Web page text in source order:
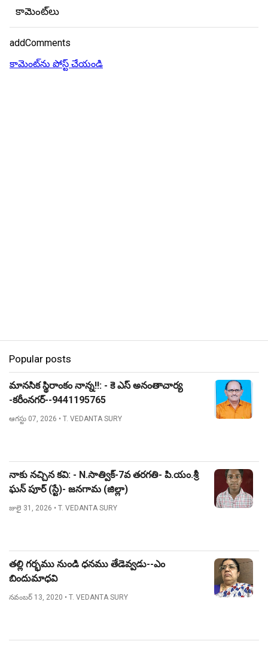
కామెంట్‌లు
addComments
కామెంట్‌ను పోస్ట్ చేయండి
Popular posts
మానసిక స్థిరాంకం నాన్న!!: - కె ఎస్ అనంతాచార్య
-కరీంనగర్--9441195765
ఆగస్టు 07, 2026 • T. VEDANTA SURY
నాకు నచ్చిన కవి: - N.సాత్విక్-7వ తరగతి- పి.యం.శ్రీ
ఘన్ పూర్ (స్టే)- జనగామ (జిల్లా)
జులై 31, 2026 • T. VEDANTA SURY
తల్లి గర్భము నుండి ధనము తేడెవ్వడు--ఎం
బిందుమాధవి
నవంబర్ 13, 2020 • T. VEDANTA SURY